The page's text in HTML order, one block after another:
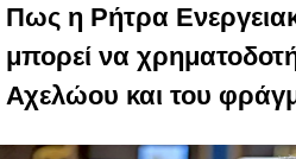
Πως η Ρήτρα
μπορεί να
Αχελώου και του